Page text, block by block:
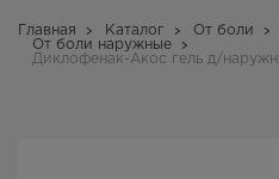
Главная Каталог От боли
От боли наружные
Диклофенак-Акос гель д/наружн